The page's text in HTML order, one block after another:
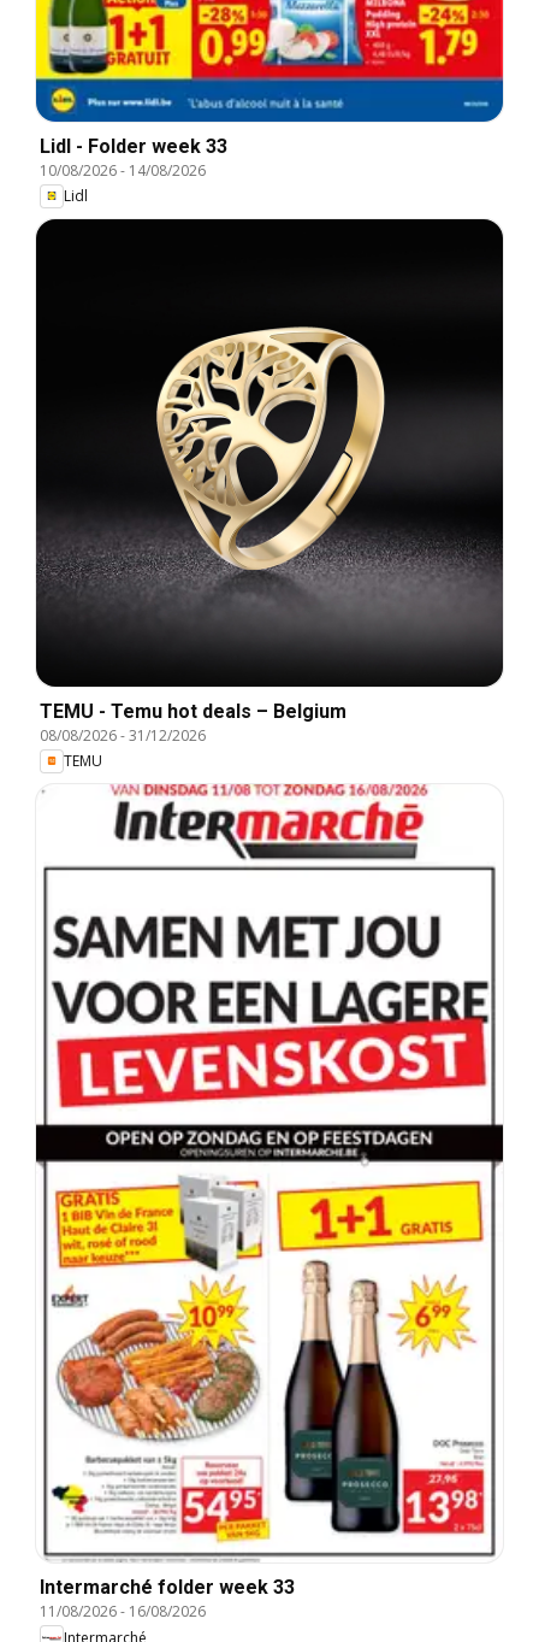
Lidl - Folder week 33
10/08/2026- 14/08/2026
Lidl
TEMU - Temu hot deals – Belgium
08/08/2026-31/12/2026
TEMU
Intermarché folder week 33
11/08/2026- 16/08/2026
Intermarché